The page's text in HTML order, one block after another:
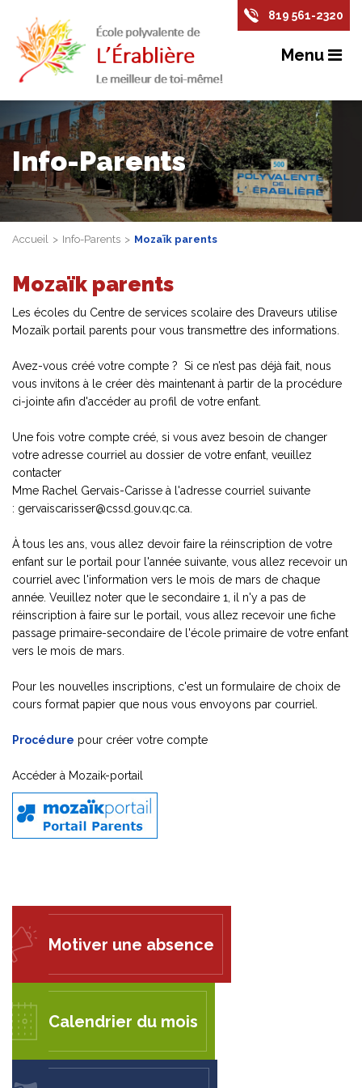
819 561-2320
Menu
Info-Parents
Accueil Info-Parents Mozaïk parents
Mozaïk parents
Les écoles du Centre de services scolaire des Draveurs utilise
Mozaïk portail parents pour vous transmettre des informations.
Avez-vous créé votre compte ? Si ce n’est pas déjà fait, nous
vous invitons à le créer dès maintenant à partir de la procédure
ci-jointe afin d'accéder au profil de votre enfant.
Une fois votre compte créé, si vous avez besoin de changer
votre adresse courriel au dossier de votre enfant, veuillez
contacter
Mme Rachel Gervais-Carisse à l'adresse courriel suivante
: gervaiscarisser@cssd.gouv.qc.ca.
À tous les ans, vous allez devoir faire la réinscription de votre
enfant sur le portail pour l'année suivante, vous allez recevoir un
courriel avec l'information vers le mois de mars de chaque
année. Veuillez noter que le secondaire 1, il n'y a pas de
réinscription à faire sur le portail, vous allez recevoir une fiche
passage primaire-secondaire de l'école primaire de votre enfant
vers le mois de mars.
Pour les nouvelles inscriptions, c'est un formulaire de choix de
cours format papier que nous vous envoyons par courriel.
Procédure pour créer votre compte
Accéder à Mozaik-portail
Motiver une absence
Calendrier du mois